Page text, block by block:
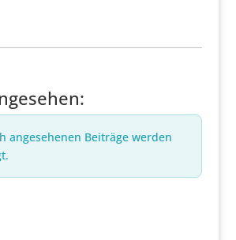
angesehenen Beiträge werden